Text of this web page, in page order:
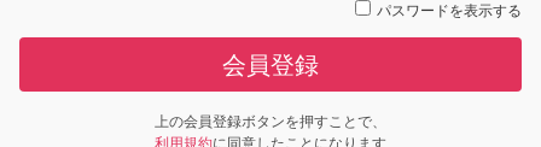
パスワードを表示する
会員登録
上の会員登録ボタンを押すことで、
利用規約に同意したことになります